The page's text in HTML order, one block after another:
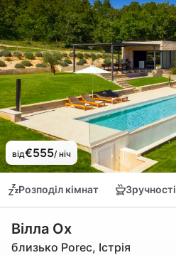
від€555/ ніч
Розподіл кімнат Зручності
Вілла Ox
близько Porec, Істрія